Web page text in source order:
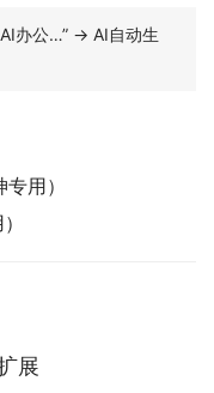
办公…” → AI自动生
用）
展